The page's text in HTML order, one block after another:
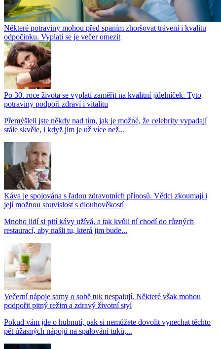
Některé potraviny mohou před spaním zhoršovat trávení i kvalitu
odpočinku. Vyplatí se je večer omezit
Po 30. roce života se vyplatí zaměřit na kvalitní jídelníček. Tyto
potraviny podpoří zdraví i vitalitu
Přemýšleli jste někdy nad tím, jak je možné, že celebrity vypadají
stále skvěle, i když jim je už více než...
Káva je spojována s řadou zdravotních přínosů. Vědci zkoumají i
její možnou souvislost s dlouhověkostí
Mnoho lidí si pití kávy užívá, a tak kvůli ní chodí do různých
restaurací, aby našli tu, která jim bude...
Večerní nápoje samy o sobě tuk nespalují. Některé však mohou
podpořit pitný režim a zdravý životní styl
Pokud vám jde o hubnutí, pak si nemůžete dovolit vynechat těchto
pět úžasných nápojů na spalování tuků,...